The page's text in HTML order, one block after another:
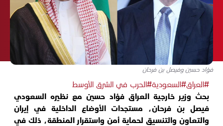
فؤاد حسين وفيصل بن فرحان
#العراق#السعودية#الحرب في الشرق الأوسط
بحث وزير خارجية العراق فؤاد حسين مع نظيره السعودي
فيصل بن فرحان، مستجدات الأوضاع الداخلية في إيران
والتعاون والتنسيق لحماية أمن واستقرار المنطقة، ذلك في